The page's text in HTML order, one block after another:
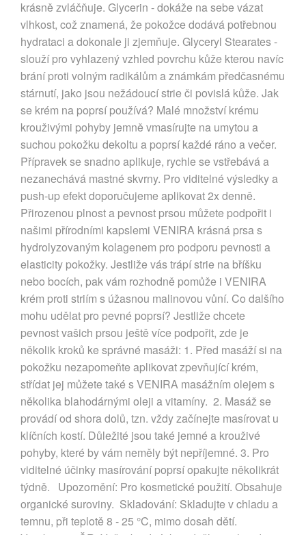
krásně zvláčňuje. Glycerin - dokáže na sebe vázat
vlhkost, což znamená, že pokožce dodává potřebnou
hydrataci a dokonale ji zjemňuje. Glyceryl Stearates -
slouží pro vyhlazený vzhled povrchu kůže kterou navíc
brání proti volným radikálům a známkám předčasnému
stárnutí, jako jsou nežádoucí strie či povislá kůže. Jak
se krém na poprsí používá? Malé množství krému
krouživými pohyby jemně vmasírujte na umytou a
suchou pokožku dekoltu a poprsí každé ráno a večer.
Přípravek se snadno aplikuje, rychle se vstřebává a
nezanechává mastné skvrny. Pro viditelné výsledky a
push-up efekt doporučujeme aplikovat 2x denně.
Přirozenou plnost a pevnost prsou můžete podpořit i
našimi přírodními kapslemi VENIRA krásná prsa s
hydrolyzovaným kolagenem pro podporu pevnosti a
elasticity pokožky. Jestliže vás trápí strie na bříšku
nebo bocích, pak vám rozhodně pomůže i VENIRA
krém proti striím s úžasnou malinovou vůní. Co dalšího
mohu udělat pro pevné poprsí? Jestliže chcete
pevnost vašich prsou ještě více podpořit, zde je
několik kroků ke správné masáži: 1. Před masáží si na
pokožku nezapomeňte aplikovat zpevňující krém,
střídat jej můžete také s VENIRA masážním olejem s
několika blahodárnými oleji a vitamíny. 2. Masáž se
provádí od shora dolů, tzn. vždy začínejte masírovat u
klíčních kostí. Důležité jsou také jemné a krouživé
pohyby, které by vám neměly být nepříjemné. 3. Pro
viditelné účinky masírování poprsí opakujte několikrát
týdně. Upozornění: Pro kosmetické použití. Obsahuje
organické suroviny. Skladování: Skladujte v chladu a
temnu, při teplotě 8 - 25 °C, mimo dosah dětí.